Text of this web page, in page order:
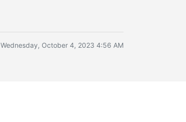
Wednesday, October 4, 2023 4:56 AM